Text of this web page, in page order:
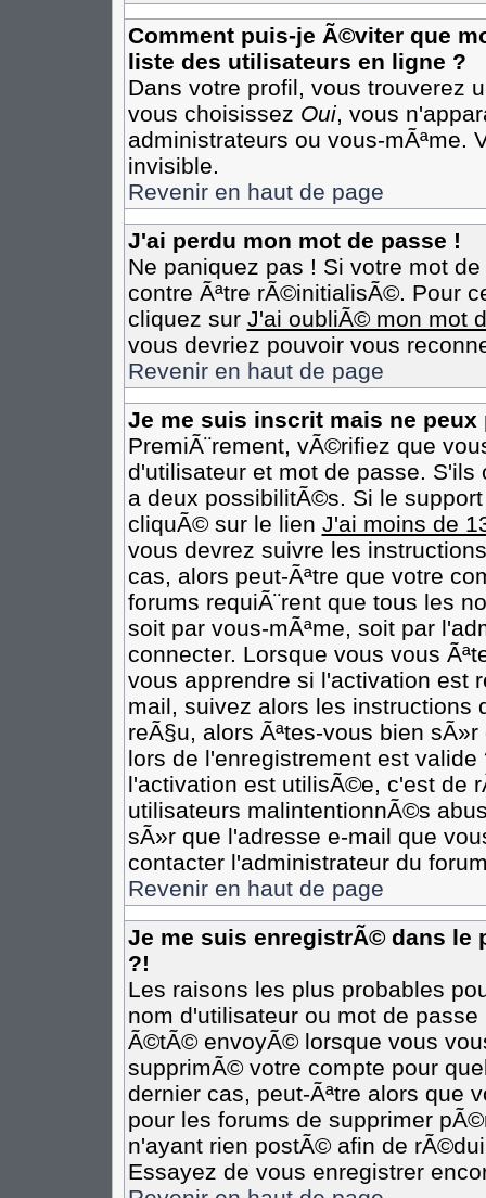
Comment puis-je Ã©viter que
liste des utilisateurs en ligne ?
Dans votre profil, vous trouverez
vous choisissez Oui, vous
administrateurs ou vous-mÃªme.
invisible.
Revenir en haut de page
J'ai perdu mon mot de passe !
Ne paniquez pas ! Si votre mot
contre Ãªtre rÃ©initialisÃ©. Pour
cliquez sur J'ai oubliÃ© mon mot
vous devriez pouvoir vous
Revenir en haut de page
Je me suis inscrit mais ne peux
PremiÃ¨rement, vÃ©rifiez que
d'utilisateur et mot de passe.
a deux possibilitÃ©s. Si le
cliquÃ© sur le lien J'ai moins de
vous devrez suivre les
cas, alors peut-Ãªtre que votre
forums requiÃ¨rent que tous les
soit par vous-mÃªme, soit par
connecter. Lorsque vous vous
vous apprendre si l'activation est
mail, suivez alors les instructions
reÃ§u, alors Ãªtes-vous bien
lors de l'enregistrement est
l'activation est utilisÃ©e, c'est de
utilisateurs malintentionnÃ©s
sÃ»r que l'adresse e-mail que
contacter l'administrateur du
Revenir en haut de page
Je me suis enregistrÃ© dans le
?!
Les raisons les plus probables
nom d'utilisateur ou mot de
Ã©tÃ© envoyÃ© lorsque vous
supprimÃ© votre compte pour
dernier cas, peut-Ãªtre alors que
pour les forums de supprimer
n'ayant rien postÃ© afin de
Essayez de vous enregistrer